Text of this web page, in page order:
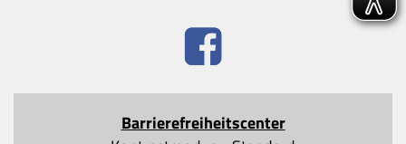
Barrierefreiheitscenter